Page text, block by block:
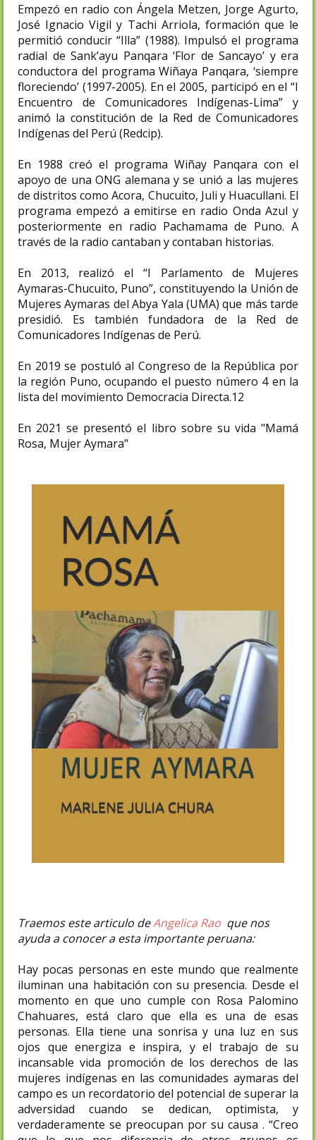
Empezó en radio con Ángela Metzen, Jorge Agurto,
José Ignacio Vigil y Tachi Arriola, formación que le
permitió conducir “Illa” (1988). Impulsó el programa
radial de Sank’ayu Panqara ‘Flor de Sancayo’ y era
conductora del programa Wiñaya Panqara, ‘siempre
floreciendo’ (1997-2005). En el 2005, participó en el “I
Encuentro de Comunicadores Indígenas-Lima” y
animó la constitución de la Red de Comunicadores
Indígenas del Perú (Redcip).​
En 1988 creó el programa Wiñay Panqara con el
apoyo de una ONG alemana y se unió a las mujeres
de distritos como Acora, Chucuito, Juli y Huacullani. El
programa empezó a emitirse en radio Onda Azul y
posteriormente en radio Pachamama de Puno. A
través de la radio cantaban y contaban historias.
En 2013, realizó el “I Parlamento de Mujeres
Aymaras-Chucuito, Puno”, constituyendo la Unión de
Mujeres Aymaras del Abya Yala (UMA) que más tarde
presidió.​ Es también fundadora de la Red de
Comunicadores Indígenas de Perú.
En 2019 se postuló al Congreso de la República por
la región Puno, ocupando el puesto número 4 en la
lista del movimiento Democracia Directa.12​
En 2021 se presentó el libro sobre su vida "Mamá
Rosa, Mujer Aymara"
Traemos este articulo deAngelica Rao que nos
ayuda a conocer a esta importante peruana:
Hay pocas personas en este mundo que realmente
iluminan una habitación con su presencia. Desde el
momento en que uno cumple con Rosa Palomino
Chahuares, está claro que ella es una de esas
personas. Ella tiene una sonrisa y una luz en sus
ojos que energiza e inspira, y el trabajo de su
incansable vida promoción de los derechos de las
mujeres indígenas en las comunidades aymaras del
campo es un recordatorio del potencial de superar la
adversidad cuando se dedican, optimista, y
verdaderamente se preocupan por su causa . “Creo